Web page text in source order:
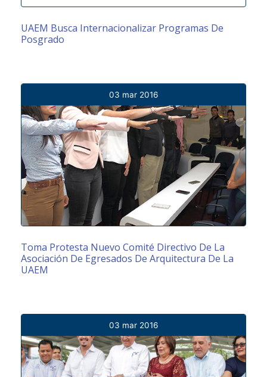
UAEM Busca Internacionalizar Programas De
Posgrado
03 mar 2016
Toma Protesta Nuevo Comité Directivo De La
Asociación De Egresados De Arquitectura De La
UAEM
03 mar 2016